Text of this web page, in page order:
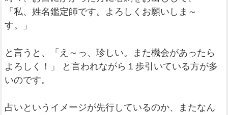
「私、姓名鑑定師です。よろしくお願いしま～
す。」
と言うと、「え～っ、珍しい。また機会があったら
よろしく！」 と言われながら１歩引いている方が多
いのです。
占いというイメージが先行しているのか、またなん